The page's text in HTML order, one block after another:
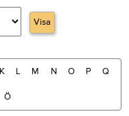
Visa
K L M N O P Q
Ö